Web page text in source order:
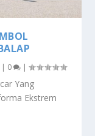
| 0 |
Yang
Ekstrem